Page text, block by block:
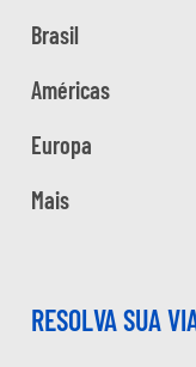
Brasil
Américas
Europa
Mais
RESOLVA SUA